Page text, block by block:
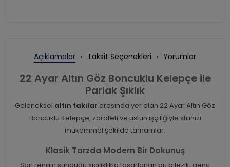
Açıklamalar Taksit Seçenekleri Yorumlar
22 Ayar Altın Göz Boncuklu Kelepçe ile
Parlak Şıklık
Geleneksel altın takılar arasında yer alan 22 Ayar Altın Göz
Boncuklu Kelepçe, zarafeti ve üstün işçiliğiyle stilinizi
mükemmel şekilde tamamlar.
Klasik Tarzda Modern Bir Dokunuş